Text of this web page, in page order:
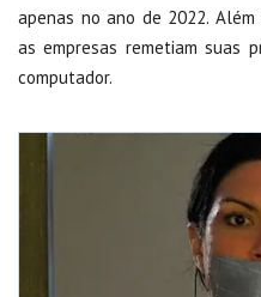
apenas no ano de 2022.
as empresas remetiam suas
computador.